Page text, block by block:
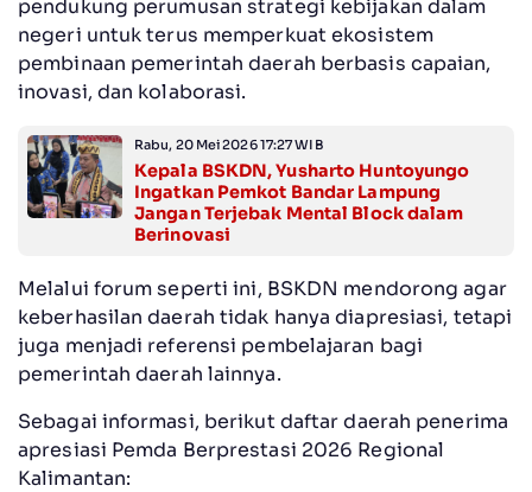
pendukung perumusan strategi kebijakan dalam
negeri untuk terus memperkuat ekosistem
pembinaan pemerintah daerah berbasis capaian,
inovasi, dan kolaborasi.
Rabu, 20 Mei 2026 17:27 WIB
Kepala BSKDN, Yusharto Huntoyungo
Ingatkan Pemkot Bandar Lampung
Jangan Terjebak Mental Block dalam
Berinovasi
Melalui forum seperti ini, BSKDN mendorong agar
keberhasilan daerah tidak hanya diapresiasi, tetapi
juga menjadi referensi pembelajaran bagi
pemerintah daerah lainnya.
Sebagai informasi, berikut daftar daerah penerima
apresiasi Pemda Berprestasi 2026 Regional
Kalimantan: